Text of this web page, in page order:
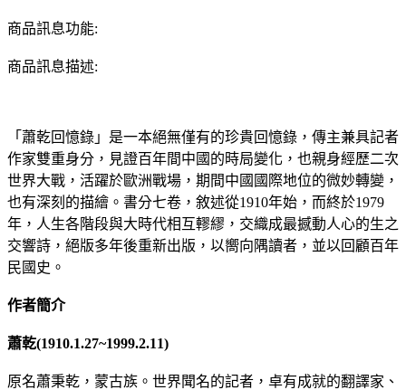
商品訊息功能:
商品訊息描述:
「蕭乾回憶錄」是一本絕無僅有的珍貴回憶錄，傳主兼具記者
作家雙重身分，見證百年間中國的時局變化，也親身經歷二次
世界大戰，活躍於歐洲戰場，期間中國國際地位的微妙轉變，
也有深刻的描繪。書分七卷，敘述從1910年始，而終於1979
年，人生各階段與大時代相互轇繆，交織成最撼動人心的生之
交響詩，絕版多年後重新出版，以嚮向隅讀者，並以回顧百年
民國史。
作者簡介
蕭乾(1910.1.27~1999.2.11)
原名蕭秉乾，蒙古族。世界聞名的記者，卓有成就的翻譯家、